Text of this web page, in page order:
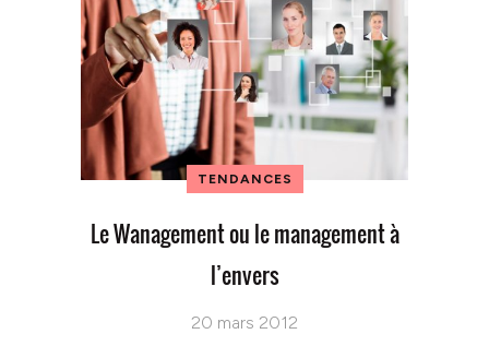
TENDANCES
Le Wanagement ou le management à
l’envers
20 mars 2012